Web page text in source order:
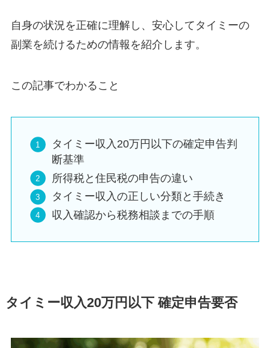
自身の状況を正確に理解し、安心してタイミーの
副業を続けるための情報を紹介します。
この記事でわかること
タイミー収入20万円以下の確定申告判
断基準
所得税と住民税の申告の違い
タイミー収入の正しい分類と手続き
収入確認から税務相談までの手順
タイミー収入20万円以下 確定申告要否